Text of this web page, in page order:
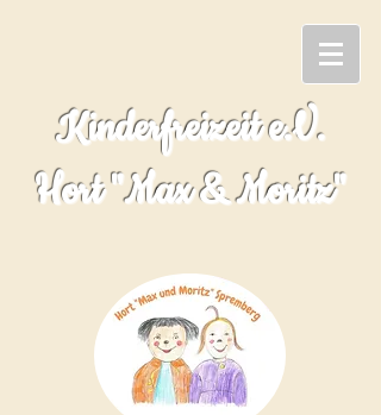
Kinderfreizeit e.V.
Hort "Max & Moritz"